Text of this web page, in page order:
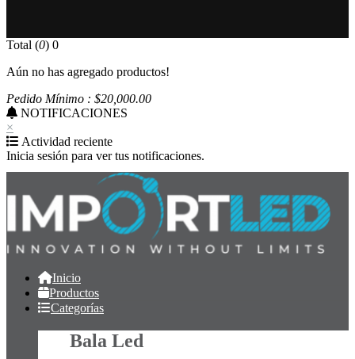
Total (0) 0
Aún no has agregado productos!
Pedido Mínimo : $20,000.00
NOTIFICACIONES
×
Actividad reciente
Inicia sesión para ver tus notificaciones.
Inicio
Productos
Categorías
Bala Led